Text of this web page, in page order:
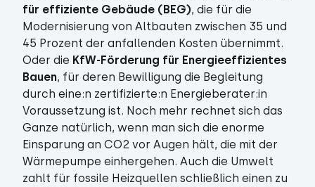
für effiziente Gebäude (BEG), die für die
Modernisierung von Altbauten zwischen 35 und
45 Prozent der anfallenden Kosten übernimmt.
Oder die KfW-Förderung für Energieeffizientes
Bauen, für deren Bewilligung die Begleitung
durch eine:n zertifizierte:n Energieberater:in
Voraussetzung ist. Noch mehr rechnet sich das
Ganze natürlich, wenn man sich die enorme
Einsparung an CO2 vor Augen hält, die mit der
Wärmepumpe einhergehen. Auch die Umwelt
zahlt für fossile Heizquellen schließlich einen zu